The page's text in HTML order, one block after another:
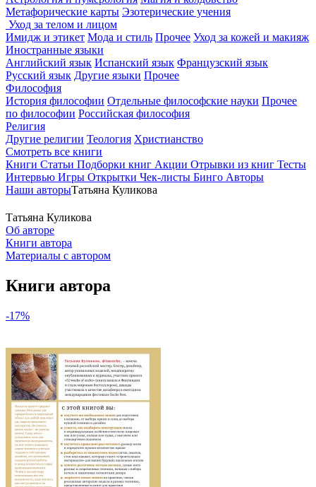
Метафорические карты Эзотерические учения
Уход за телом и лицом
Имидж и этикет Мода и стиль Прочее Уход за кожей и макияж
Иностранные языки
Английский язык Испанский язык Французский язык
Русский язык Другие языки Прочее
Философия
История философии Отдельные философские науки Прочее
по философии Российская философия
Религия
Другие религии Теология Христианство
Смотреть все книги
Книги Статьи Подборки книг Акции Отрывки из книг Тесты
Интервью Игры Открытки Чек-листы Бинго Авторы
Наши авторыТатьяна Куликова
Татьяна Куликова
Об авторе
Книги автора
Материалы с автором
Книги автора
-17%